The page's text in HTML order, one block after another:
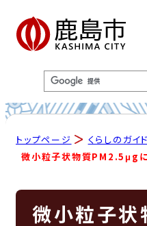
トップページ くらしのガイド
微小粒子状物質PM2.5μgに
微小粒子